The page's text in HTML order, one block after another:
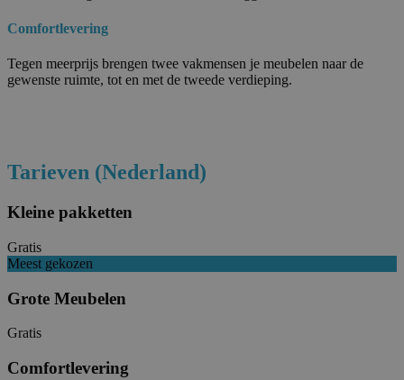
Comfortlevering
Tegen meerprijs brengen twee vakmensen je meubelen naar de
gewenste ruimte, tot en met de tweede verdieping.
Tarieven (Nederland)
Kleine pakketten
Gratis
Meest gekozen
Grote Meubelen
Gratis
Comfortlevering